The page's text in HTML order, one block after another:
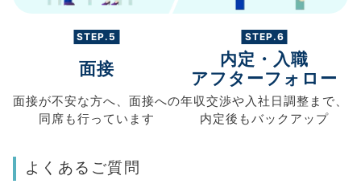
STEP.5
面接
面接が不安な方へ、 面接への
同席も行っています
STEP.6
内定・入職
アフターフォロー
年収交渉や入社日調整まで、
内定後もバックアップ
よくあるご質問